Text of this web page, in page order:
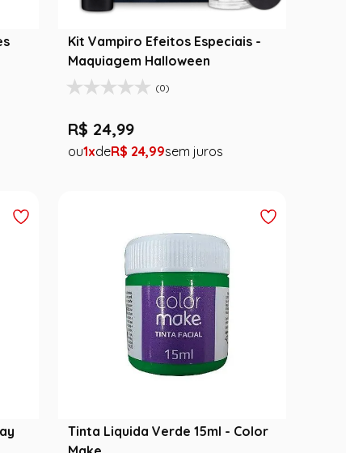
Kit Vampiro Efeitos Especiais -
Maquiagem Halloween
(0)
R$ 24,99
1 R$ 24,99
Tinta Liquida Verde 15ml - Color